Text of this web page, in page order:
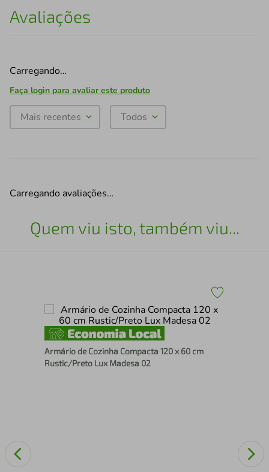
Avaliações
Carregando…
Faça login para avaliar este produto
Mais recentes Todos
Carregando avaliações…
Quem viu isto, também viu...
Armário de Cozinha Compacta 120 x 60 cm
Rustic/Preto Lux Madesa 02